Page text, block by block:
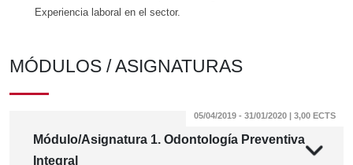
Experiencia laboral en el sector.
MÓDULOS / ASIGNATURAS
Módulo/Asignatura 1. Odontología Preventiva
Integral
05/04/2019 - 31/01/2020 | 3,00 ECTS